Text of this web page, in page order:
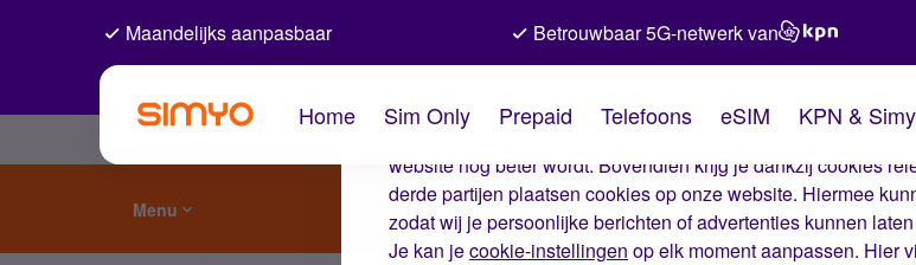
De cookies van Simyo
Wij gebruiken cookies op onze website. Met deze cookies
website nog beter wordt. Bovendien krijg je dankzij cookies
derde partijen plaatsen cookies op onze website. Hiermee
zodat wij je persoonlijke berichten of advertenties kunnen
Je kan jecookie-instellingen op elk moment aanpassen. Hier
Maandelijks aanpasbaar Betrouwbaar 5G-netwerk van
Home Sim Only Prepaid Telefoons eSIM KPN &
Menu